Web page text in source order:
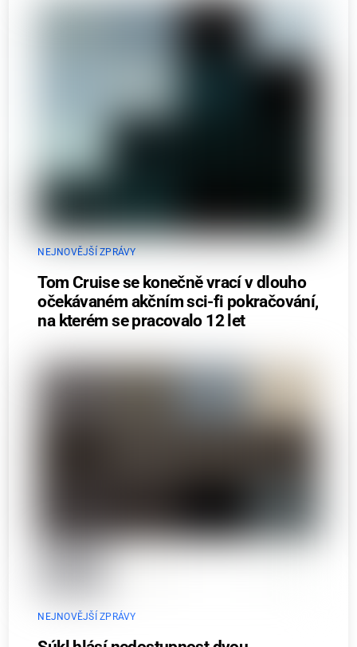
NEJNOVĚJŠÍ ZPRÁVY
Tom Cruise se konečně vrací v dlouho
očekávaném akčním sci-fi pokračování,
na kterém se pracovalo 12 let
NEJNOVĚJŠÍ ZPRÁVY